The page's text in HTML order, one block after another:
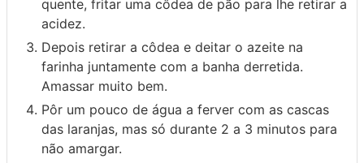
quente, fritar uma côdea de pão para lhe retirar a
acidez.
Depois retirar a côdea e deitar o azeite na
farinha juntamente com a banha derretida.
Amassar muito bem.
Pôr um pouco de água a ferver com as cascas
das laranjas, mas só durante 2 a 3 minutos para
não amargar.